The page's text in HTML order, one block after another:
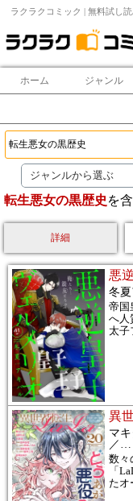
ラクラクコミック | 無料試し
ホーム ジャンル
ジャンルから選ぶ
転生悪女の黒歴史 を
詳細
悪
冬
帝国
へ人
太子
異
マ
／…
数々
「
たオ